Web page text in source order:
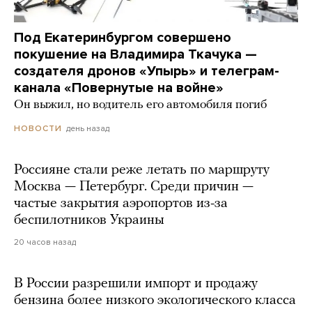
Под Екатеринбургом совершено
покушение на Владимира Ткачука —
создателя дронов «Упырь» и телеграм-
канала «Повернутые на войне»
Он выжил, но водитель его автомобиля погиб
НОВОСТИ день назад
Россияне стали реже летать по маршруту
Москва — Петербург. Среди причин —
частые закрытия аэропортов из-за
беспилотников Украины
20 часов назад
В России разрешили импорт и продажу
бензина более низкого экологического класса